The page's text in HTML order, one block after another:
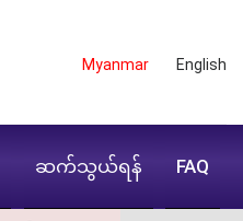
Myanmar English
ဆက်သွယ်ရန် FAQ